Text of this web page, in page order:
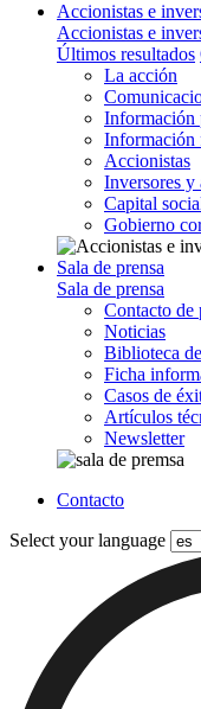
Accionistas e
Accionistas e
Últimos resultados
La acción
Información
Información
Accionistas
Inversores y
Capital
Gobierno
Sala de prensa
Sala de prensa
Contacto de
Noticias
Biblioteca
Ficha
Casos de
Artículos
Newsletter
Contacto
Select your language